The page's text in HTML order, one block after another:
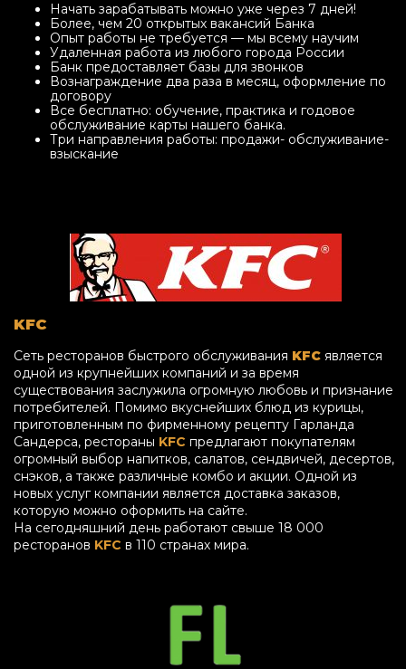
Начать зарабатывать можно уже через 7 дней!
Более, чем 20 открытых вакансий Банка
Опыт работы не требуется — мы всему научим
Удаленная работа из любого города России
Банк предоставляет базы для звонков
Вознаграждение два раза в месяц, оформление по
договору
Все бесплатно: обучение, практика и годовое
обслуживание карты нашего банка.
Три направления работы: продажи- обслуживание-
взыскание
KFC
Сеть ресторанов быстрого обслуживания KFC является
одной из крупнейших компаний и за время
существования заслужила огромную любовь и признание
потребителей. Помимо вкуснейших блюд из курицы,
приготовленным по фирменному рецепту Гарланда
Сандерса, рестораны KFC предлагают покупателям
огромный выбор напитков, салатов, сендвичей, десертов,
снэков, а также различные комбо и акции. Одной из
новых услуг компании является доставка заказов,
которую можно оформить на сайте.
На сегодняшний день работают свыше 18 000
ресторанов KFC в 110 странах мира.